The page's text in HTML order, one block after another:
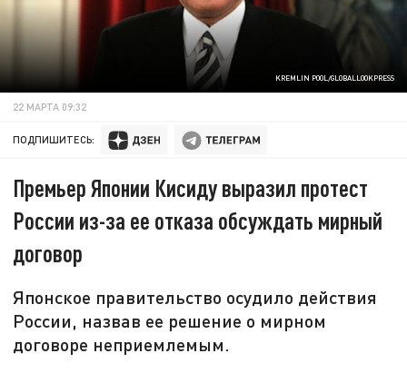
KREMLIN POOL/GLOBALLOOKPRESS
22 МАРТА 09:32
ПОДПИШИТЕСЬ:
Премьер Японии Кисиду выразил протест
России из-за ее отказа обсуждать мирный
договор
Японское правительство осудило действия
России, назвав ее решение о мирном
договоре неприемлемым.